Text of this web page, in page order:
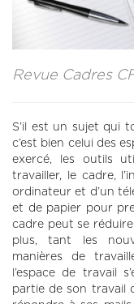
Revue Cadres
S’il est un sujet qui
c’est bien celui des
exercé, les outils
travailler, le cadre,
ordinateur et d’un
et de papier pour
cadre peut se
plus, tant les
manières de
l’espace de travail
partie de son travail